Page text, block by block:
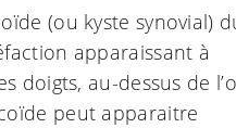
(ou kyste synovial)
apparaissant à
doigts, au-dessus de
peut apparaitre